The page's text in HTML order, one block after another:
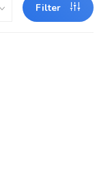
Filter